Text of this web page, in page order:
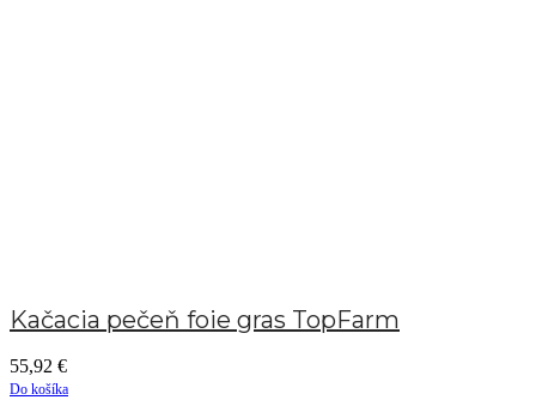
Kačacia pečeň foie gras TopFarm
55,92 €
Do košíka